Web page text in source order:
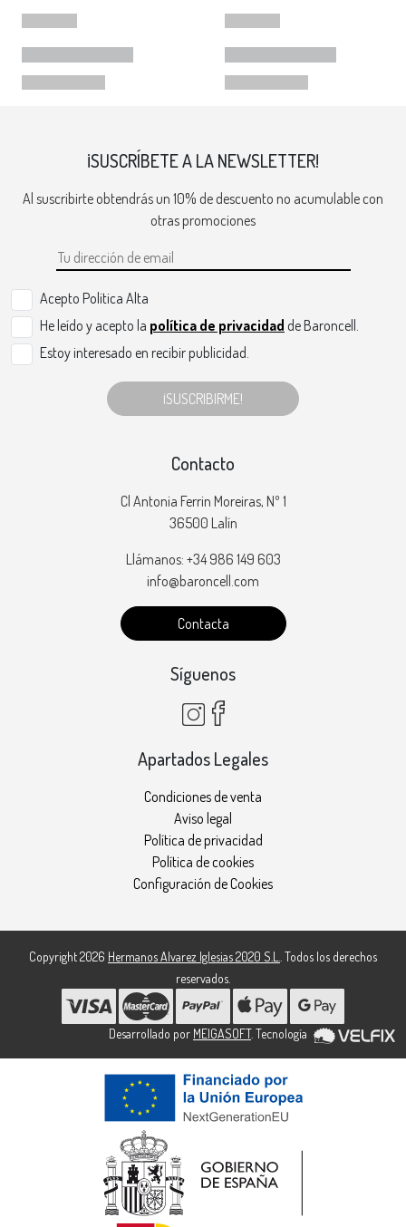
¡SUSCRÍBETE A LA NEWSLETTER!
Al suscribirte obtendrás un 10% de descuento no acumulable con
otras promociones
Acepto Politica Alta
He leído y acepto la política de privacidad de Baroncell.
Estoy interesado en recibir publicidad.
¡SUSCRIBIRME!
Contacto
Cl Antonia Ferrin Moreiras, Nº 1
36500 Lalín
Llámanos: +34 986 149 603
info@baroncell.com
Contacta
Síguenos
Apartados Legales
Condiciones de venta
Aviso legal
Política de privacidad
Política de cookies
Configuración de Cookies
Copyright 2026 Hermanos Alvarez Iglesias 2020 S.L.. Todos los derechos
reservados.
Desarrollado por MEIGASOFT. Tecnología